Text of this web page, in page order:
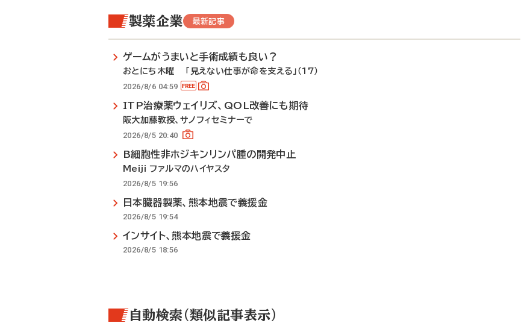
製薬企業 最新記事
ゲームがうまいと手術成績も良い？
おとにち木曜 「見えない仕事が命を支える」（17）
2026/8/6 04:59
ITP治療薬ウェイリズ、QOL改善にも期待
阪大加藤教授、サノフィセミナーで
2026/8/5 20:40
B細胞性非ホジキンリンパ腫の開発中止
Meiji ファルマのハイヤスタ
2026/8/5 19:56
日本臓器製薬、熊本地震で義援金
2026/8/5 19:54
インサイト、熊本地震で義援金
2026/8/5 18:56
自動検索（類似記事表示）